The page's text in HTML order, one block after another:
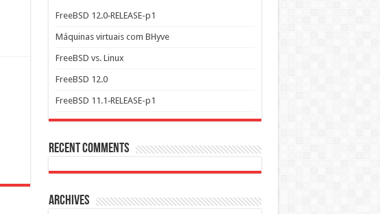
FreeBSD 12.0‑RELEASE-p1
Máquinas virtuais com BHyve
FreeBSD vs. Linux
FreeBSD 12.0
FreeBSD 11.1‑RELEASE-p1
Recent Comments
Archives